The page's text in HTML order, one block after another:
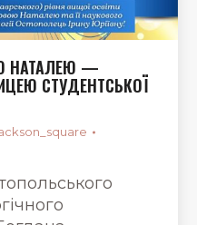
НАТАЛЕЮ —
СТУДЕНТСЬКОЇ